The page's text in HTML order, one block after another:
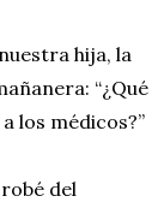
hija, la
“¿Qué
los médicos?”
del